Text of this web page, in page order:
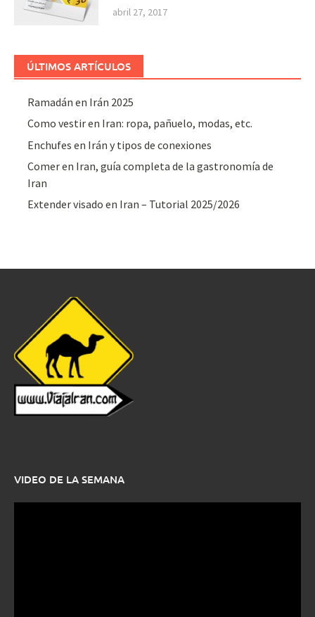
abril 27, 2017
ÚLTIMOS ARTÍCULOS
Ramadán en Irán 2025
Como vestir en Iran: ropa, pañuelo, modas, etc.
Enchufes en Irán y tipos de conexiones
Comer en Iran, guía completa de la gastronomía de
Iran
Extender visado en Iran – Tutorial 2025/2026
VIDEO DE LA SEMANA